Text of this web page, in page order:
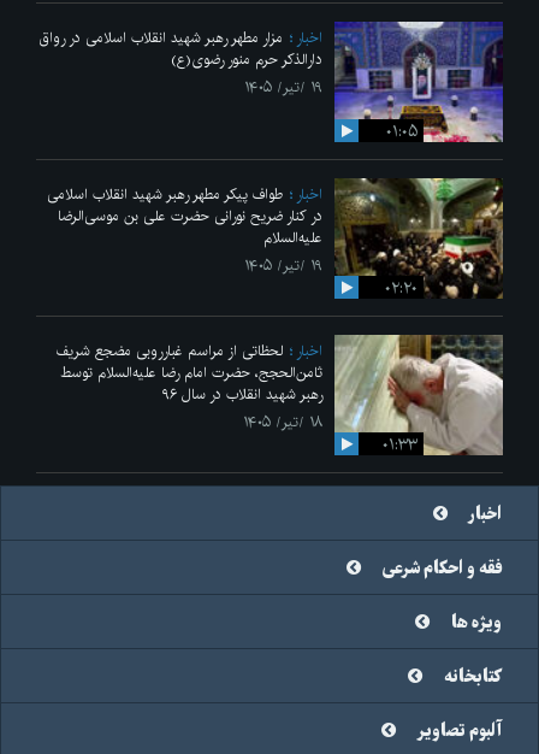
۰۱:۰۵
اخبار
مزار مطهر رهبر شهید انقلاب اسلامی در رواق
دارالذکر حرم منور رضوی(ع)
۱۹ /تیر/ ۱۴۰۵
۰۲:۲۰
اخبار
طواف پیکر مطهر رهبر شهید انقلاب اسلامی
در کنار ضریح نورانی حضرت علی‌ بن موسی‌الرضا
علیه‌السلام
۱۹ /تیر/ ۱۴۰۵
۰۱:۳۳
اخبار
لحظاتی از مراسم غبارروبی مضجع شریف
ثامن‌الحجج، حضرت امام رضا علیه‌السلام توسط
رهبر شهید انقلاب در سال ۹۶
۱۸ /تیر/ ۱۴۰۵
اخبار
فقه و احکام شرعی
ویژه ها
کتابخانه
آلبوم تصاویر